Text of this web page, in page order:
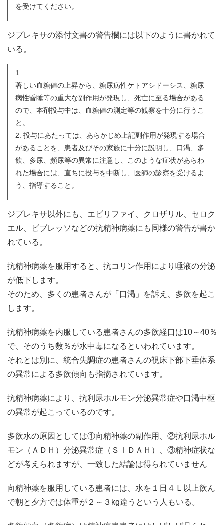
を受けてください。
ジプレキサの添付文書の警告欄には以下のように書かれて
いる。
1.
著しい血糖値の上昇から、糖尿病性ケトアシドーシス、糖尿
病性昏睡等の重大な副作用が発現し、死亡に至る場合がある
ので、本剤投与中は、血糖値の測定等の観察を十分に行うこ
と。
2. 投与にあたっては、あらかじめ上記副作用が発現する場合
があることを、患者及びその家族に十分に説明し、口渇、多
飲、多尿、頻尿等の異常に注意し、このような症状があらわ
れた場合には、直ちに投与を中断し、医師の診察を受けるよ
う、指導すること。
ジプレキサ以外にも、エビリファイ、クロザリル、セロク
エル、ビブレッソなどの抗精神病薬にも同様の警告が書か
れている。
抗精神病薬を服用すると、抗コリン作用により唾液の分泌
が低下します。
そのため、多くの患者さんが「口渇」を訴え、多飲を起こ
します。
抗精神病薬を内服している患者さんの多飲経口は10～40％
で、そのうち数％が水中毒になるといわれています。
それとは別に、統合失調症の患者さんの視床下部下垂体系
の異常による多飲傾向も指摘されています。
抗精神病薬により、抗利尿ホルモン分泌異常症や口渇中枢
の異常が起こっているのです。
多飲水の原因としては①向精神薬の副作用、②抗利尿ホル
モン（ＡＤＨ）分泌異常症（ＳＩＤＡＨ）、③精神症状な
どが考えられますが、一致した結論は得られていません
向精神薬を服用している患者には、水を１日４Ｌ以上飲ん
で朝と夕方では体重が２～３kg違うという人もいる。